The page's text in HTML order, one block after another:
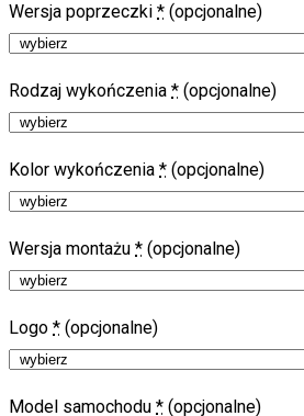
Wersja poprzeczki * (opcjonalne)
Rodzaj wykończenia * (opcjonalne)
Kolor wykończenia * (opcjonalne)
Wersja montażu * (opcjonalne)
Logo * (opcjonalne)
Model samochodu * (opcjonalne)